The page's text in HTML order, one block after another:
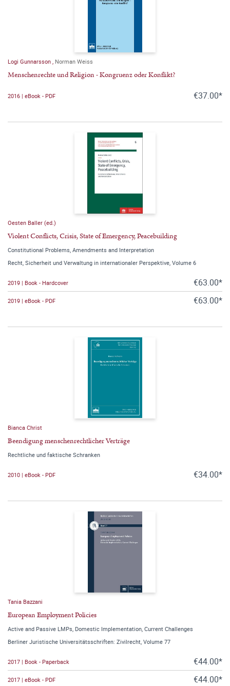
Logi Gunnarsson , Norman Weiss
Menschenrechte und Religion - Kongruenz oder Konflikt?
2016 | eBook - PDF €37.00*
Oesten Baller (ed.)
Violent Conflicts, Crisis, State of Emergency, Peacebuilding
Constitutional Problems, Amendments and Interpretation
Recht, Sicherheit und Verwaltung in internationaler Perspektive, Volume 6
2019 | Book - Hardcover €63.00*
2019 | eBook - PDF €63.00*
Bianca Christ
Beendigung menschenrechtlicher Verträge
Rechtliche und faktische Schranken
2010 | eBook - PDF €34.00*
Tania Bazzani
European Employment Policies
Active and Passive LMPs, Domestic Implementation, Current Challenges
Berliner Juristische Universitätsschriften: Zivilrecht, Volume 77
2017 | Book - Paperback €44.00*
2017 | eBook - PDF €44.00*